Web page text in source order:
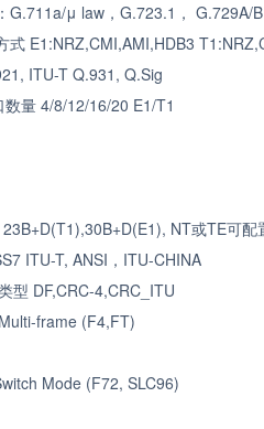
G.711a/μ law ，G.723.1 ， G.729A/B
式 E1:NRZ,CMI,AMI,HDB3
T Q.921, ITU-T
数量 4/8/12/16/
NT或TE
ITU-T, ANSI ， ITU-
型 DF,CRC-
Multi-
Mode (F72, SLC96)